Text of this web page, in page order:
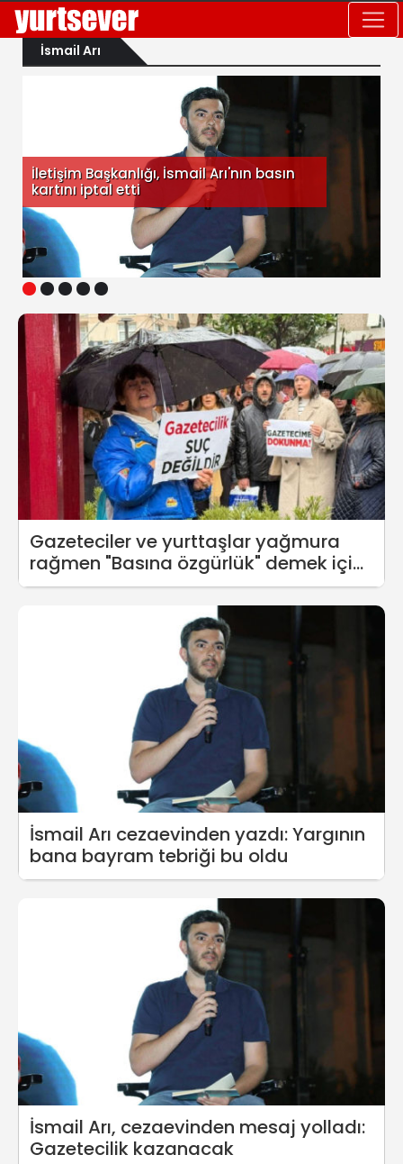
İsmail Arı
1 2 3 4 5
İletişim Başkanlığı, İsmail Arı'nın basın
kartını iptal etti
Gazeteciler ve yurttaşlar yağmura
rağmen "Basına özgürlük" demek için
toplandı
İsmail Arı cezaevinden yazdı: Yargının
bana bayram tebriği bu oldu
İsmail Arı, cezaevinden mesaj yolladı:
Gazetecilik kazanacak